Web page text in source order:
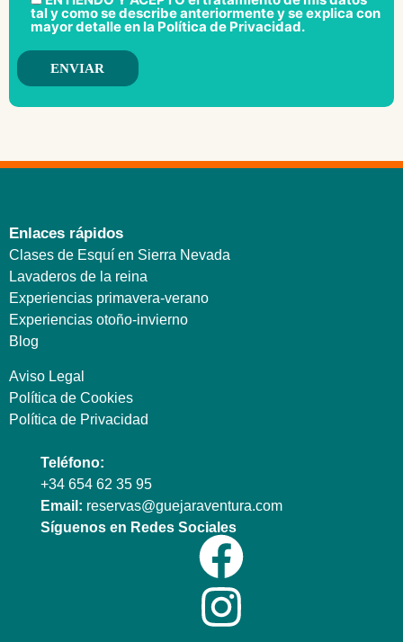
tal y como se describe anteriormente y se explica con
mayor detalle en la Política de Privacidad.
Enlaces rápidos
Clases de Esquí en Sierra Nevada
Lavaderos de la reina
Experiencias primavera-verano
Experiencias otoño-invierno
Blog
Aviso Legal
Política de Cookies
Política de Privacidad
Teléfono:
+34 654 62 35 95
Email: reservas@guejaraventura.com
Síguenos en Redes Sociales